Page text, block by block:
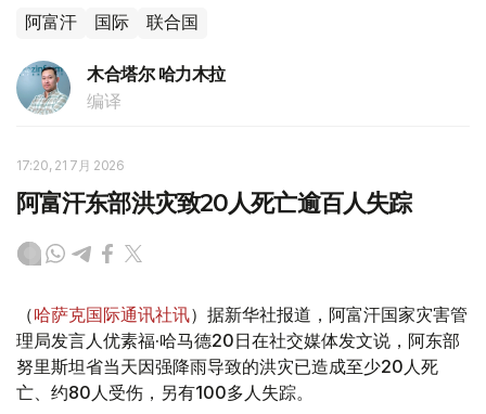
阿富汗 国际 联合国
木合塔尔 哈力木拉
编译
17:20, 21 7月 2026
阿富汗东部洪灾致20人死亡逾百人失踪
（哈萨克国际通讯社讯）据新华社报道，阿富汗国家灾害管
理局发言人优素福·哈马德20日在社交媒体发文说，阿东部
努里斯坦省当天因强降雨导致的洪灾已造成至少20人死
亡、约80人受伤，另有100多人失踪。